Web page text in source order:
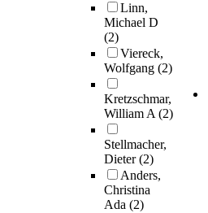
Linn,
Michael D
(2)
Viereck,
Wolfgang (2)
Kretzschmar,
William A(2)
Stellmacher,
Dieter(2)
Anders,
Christina
Ada (2)